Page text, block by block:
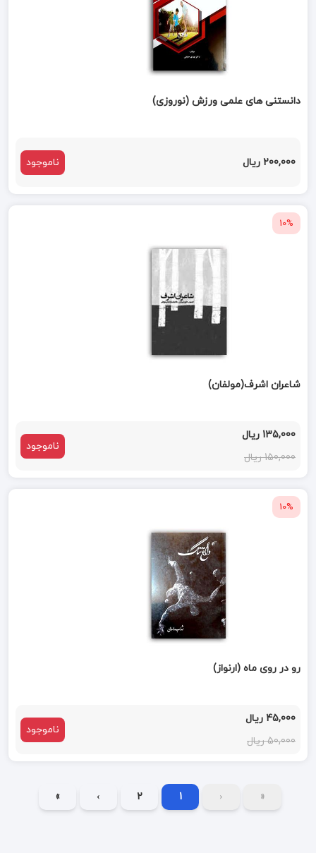
دانستنی های علمی ورزش (نوروزی)
200,000 ریال ناموجود
10%
شاعران اشرف(مولفان)
135,000 ریال
150,000 ریال
ناموجود
10%
رو در روی ماه (ارنواز)
45,000 ریال
50,000 ریال
ناموجود
«
‹
1
2
›
»